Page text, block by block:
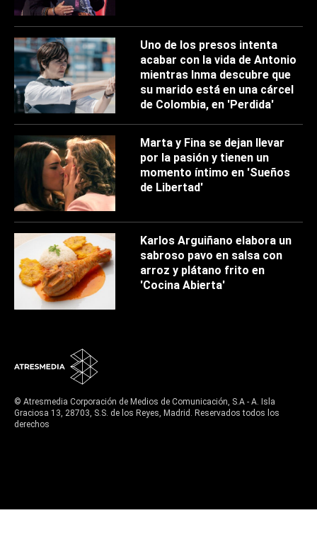
Uno de los presos intenta
acabar con la vida de Antonio
mientras Inma descubre que
su marido está en una cárcel
de Colombia, en 'Perdida'
Marta y Fina se dejan llevar
por la pasión y tienen un
momento íntimo en 'Sueños
de Libertad'
Karlos Arguiñano elabora un
sabroso pavo en salsa con
arroz y plátano frito en
'Cocina Abierta'
© Atresmedia Corporación de Medios de Comunicación, S.A - A. Isla
Graciosa 13, 28703, S.S. de los Reyes, Madrid. Reservados todos los
derechos